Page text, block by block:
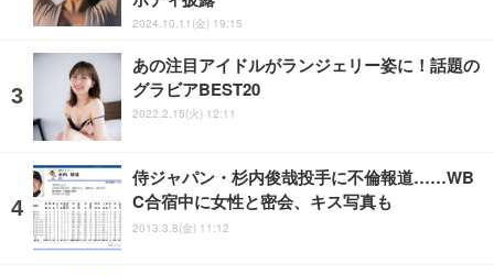
2024.10.11(金) 19:15
あの注目アイドルがランジェリー姿に！話題の
グラビアBEST20
2022.2.15(火) 12:11
侍ジャパン・杉内俊哉投手に不倫報道……WB
C合宿中に女性と密会、キス写真も
2013.3.8(金) 11:12